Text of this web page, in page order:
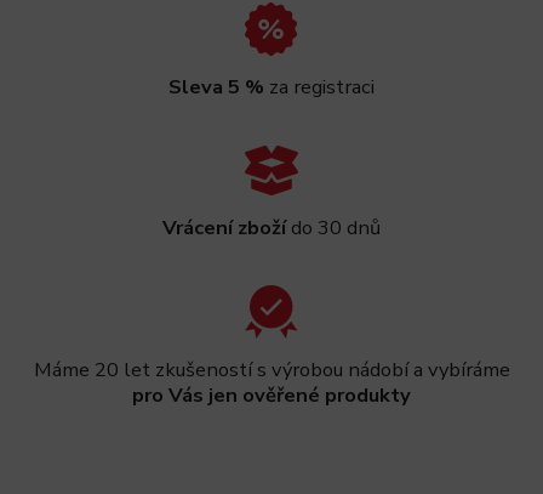
Sleva 5 % za registraci
Vrácení zbožído 30 dnů
Máme 20 let zkušeností s výrobou nádobí a vybíráme
pro Vás jen ověřené produkty